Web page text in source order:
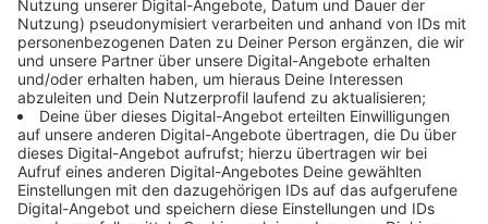
Studiert hat er in Göttingen, aufgewachsen ist er im
Münsterland, inzwischen arbeitet er in den Wäldern im
Sauerland. Da, wo seit einigen Jahren das große
Fichtensterben begonnen hat.
Weiterlesen, Beitrag hören und Video sehen
Anzeige